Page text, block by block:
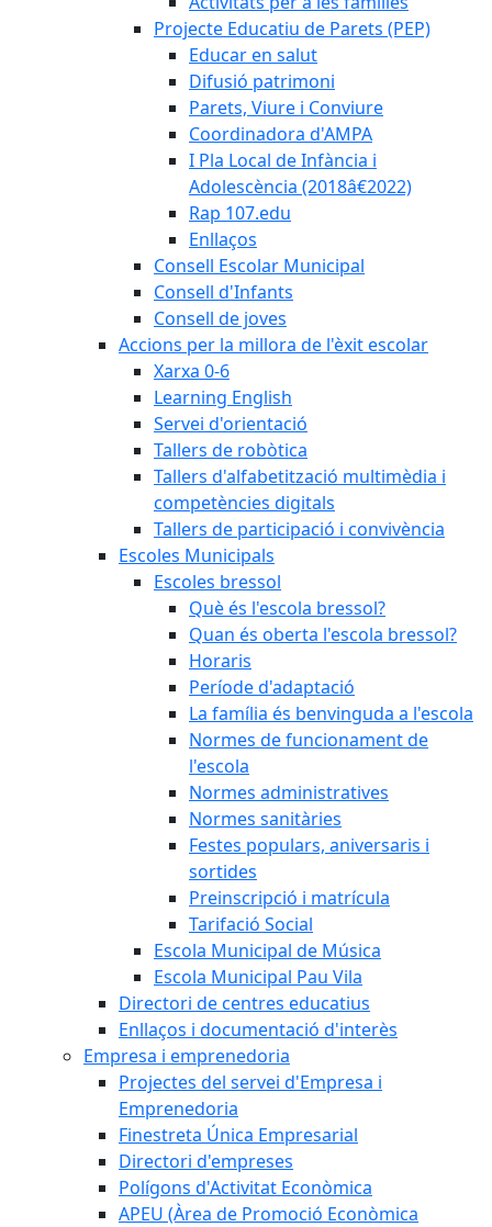
Projecte Educatiu de Parets (PEP)
Educar en salut
Difusió patrimoni
Parets, Viure i Conviure
Coordinadora d'AMPA
I Pla Local de Infància i
Adolescència (2018â€2022)
Rap 107.edu
Enllaços
Consell Escolar Municipal
Consell d'Infants
Consell de joves
Accions per la millora de l'èxit escolar
Xarxa 0-6
Learning English
Servei d'orientació
Tallers de robòtica
Tallers d'alfabetització multimèdia i
competències digitals
Tallers de participació i convivència
Escoles Municipals
Escoles bressol
Què és l'escola bressol?
Quan és oberta l'escola bressol?
Horaris
Període d'adaptació
La família és benvinguda a l'escola
Normes de funcionament de
l'escola
Normes administratives
Normes sanitàries
Festes populars, aniversaris i
sortides
Preinscripció i matrícula
Tarifació Social
Escola Municipal de Música
Escola Municipal Pau Vila
Directori de centres educatius
Enllaços i documentació d'interès
Empresa i emprenedoria
Projectes del servei d'Empresa i
Emprenedoria
Finestreta Única Empresarial
Directori d'empreses
Polígons d'Activitat Econòmica
APEU (Àrea de Promoció Econòmica